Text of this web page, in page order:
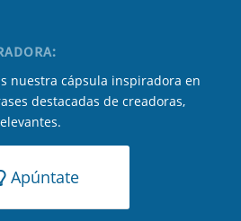
nuestra cápsula inspiradora en
destacadas de creadoras,
Apúntate